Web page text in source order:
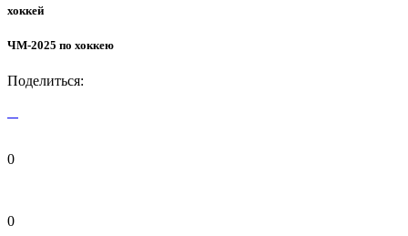
хоккей
ЧМ-2025 по хоккею
Поделиться:
0
0